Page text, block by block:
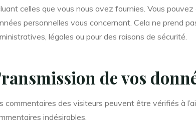
celles que vous nous avez fournies. Vous
personnelles vous concernant. Cela ne prend
légales ou pour des raisons de sécurité.
de vos
commentaires des visiteurs peuvent être vérifiés à
indésirables.